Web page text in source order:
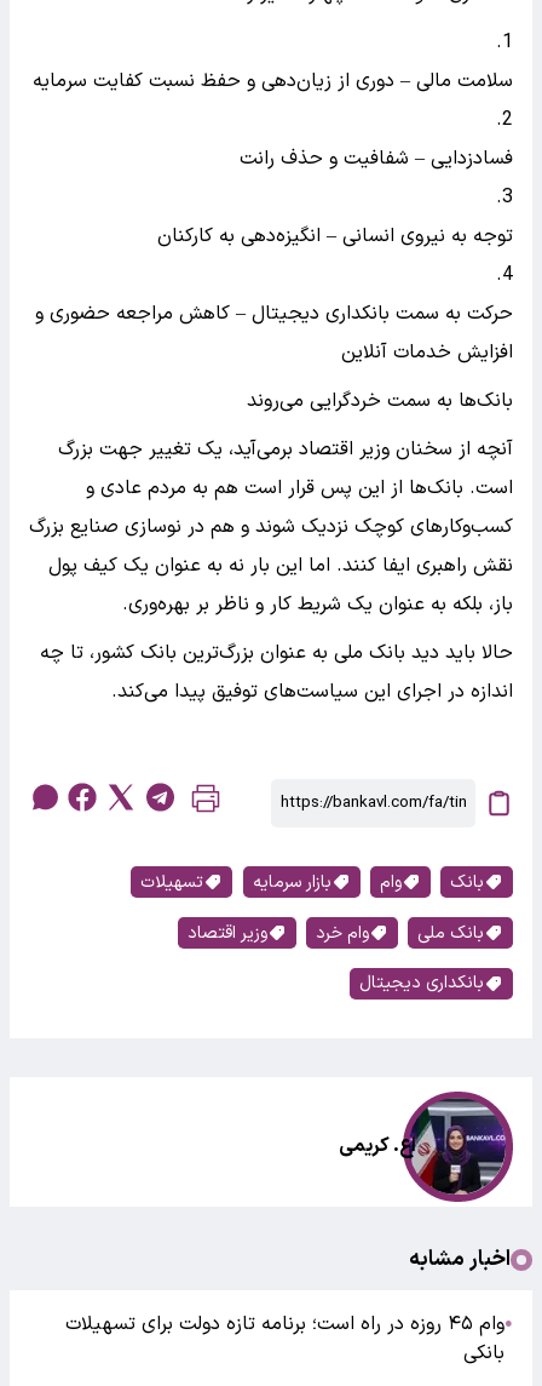
سلامت مالی – دوری از زیان‌دهی و حفظ نسبت کفایت سرمایه
فسادزدایی – شفافیت و حذف رانت
توجه به نیروی انسانی – انگیزه‌دهی به کارکنان
حرکت به سمت بانکداری دیجیتال – کاهش مراجعه حضوری و
افزایش خدمات آنلاین
بانک‌ها به سمت خردگرایی می‌روند
آنچه از سخنان وزیر اقتصاد برمی‌آید، یک تغییر جهت بزرگ
است. بانک‌ها از این پس قرار است هم به مردم عادی و
کسب‌وکارهای کوچک نزدیک شوند و هم در نوسازی صنایع بزرگ
نقش راهبری ایفا کنند. اما این بار نه به عنوان یک کیف پول
باز، بلکه به عنوان یک شریط کار و ناظر بر بهره‌وری.
حالا باید دید بانک ملی به عنوان بزرگ‌ترین بانک کشور، تا چه
اندازه در اجرای این سیاست‌های توفیق پیدا می‌کند.
بانک وام بازار سرمایه
تسهیلات
بانک ملی
وام خرد
وزیر اقتصاد
بانکداری دیجیتال
اع. کریمی
اخبار مشابه
●
وام ۴۵ روزه در راه است؛ برنامه تازه دولت برای تسهیلات
بانکی